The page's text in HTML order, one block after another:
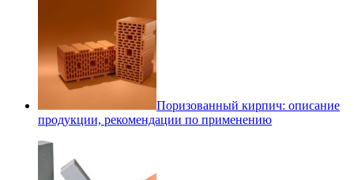
Поризованный кирпич: описание
продукции, рекомендации по применению